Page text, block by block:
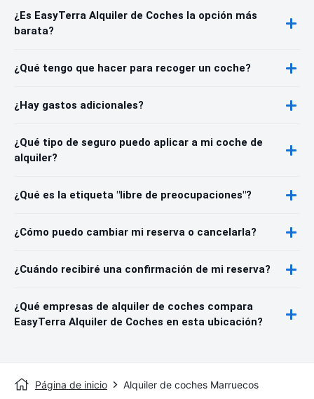
¿Es EasyTerra Alquiler de Coches la opción más
barata?
¿Qué tengo que hacer para recoger un coche?
¿Hay gastos adicionales?
¿Qué tipo de seguro puedo aplicar a mi coche de
alquiler?
¿Qué es la etiqueta "libre de preocupaciones"?
¿Cómo puedo cambiar mi reserva o cancelarla?
¿Cuándo recibiré una confirmación de mi reserva?
¿Qué empresas de alquiler de coches compara
EasyTerra Alquiler de Coches en esta ubicación?
Página de inicio Alquiler de coches Marruecos